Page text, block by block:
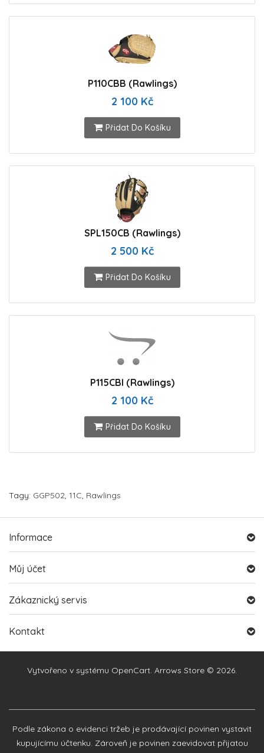
P110CBB (Rawlings)
2 100 Kč
Přidat Do Košíku
SPL150CB (Rawlings)
2 500 Kč
Přidat Do Košíku
P115CBI (Rawlings)
2 100 Kč
Přidat Do Košíku
Tagy: GGP502, 11C, Rawlings
Informace
Můj účet
Zákaznický servis
Kontakt
Vytvořeno v systému OpenCart. Arrows Store © 2026.
Podle zákona o evidenci tržeb je prodávající povinen vystavit
kupujícímu účtenku. Zároveň je povinen zaevidovat přijatou